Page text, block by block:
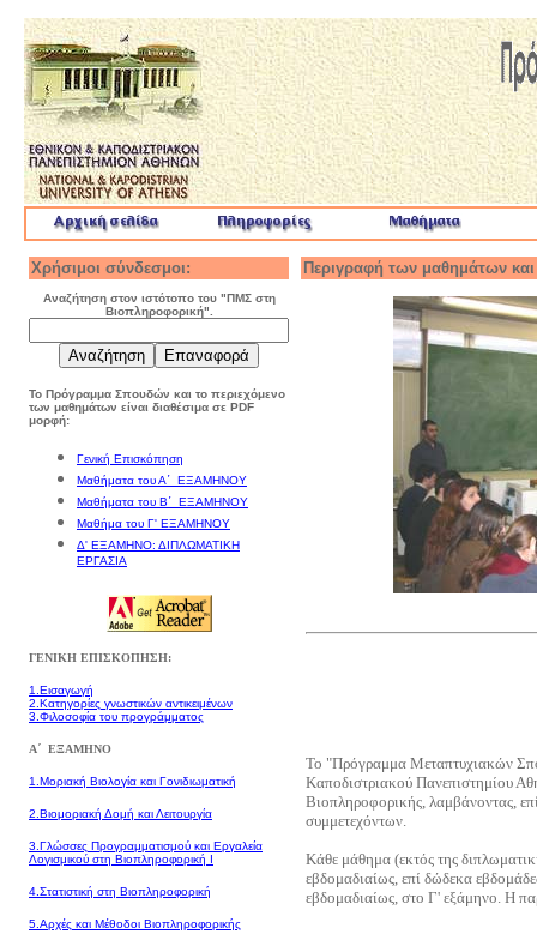
Χρήσιμοι σύνδεσμοι: Περιγραφή των μαθημάτων
Aναζήτηση στον ιστότοπο του "ΠMΣ στη
Bιοπληροφορική".
Το Πρόγραμμα Σπουδών και το περιεχόμενο
των μαθημάτων είναι διαθέσιμα σε PDF
μορφή:
Γενική Επισκόπηση
Μαθήματα του Α΄ ΕΞΑΜΗΝΟΥ
Μαθήματα του Β΄ ΕΞΑΜΗΝΟΥ
Μαθήμα του Γ' ΕΞΑΜΗΝΟΥ
Δ' ΕΞΑΜΗΝΟ: ΔΙΠΛΩΜΑΤΙΚΗ
ΕΡΓΑΣΙΑ
ΓΕΝΙΚΗ ΕΠΙΣΚΟΠΗΣΗ:
1.Εισαγωγή
2.Κατηγορίες γνωστικών αντικειμένων
3.Φιλοσοφία του προγράμματος
Α΄ ΕΞΑΜΗΝΟ
1.Μοριακή Βιολογία και Γονιδιωματική
2.Βιομοριακή Δομή και Λειτουργία
3.Γλώσσες Προγραμματισμού και Εργαλεία
Λογισμικού στη Βιοπληροφορική I
4.Στατιστική στη Βιοπληροφορική
5.Αρχές και Μέθοδοι Βιοπληροφορικής
Το "Πρόγραμμα Μεταπτυχιακών
Καποδιστριακού Πανεπιστημίου
Βιοπληροφορικής, λαμβάνοντας,
συμμετεχόντων.
Κάθε μάθημα (εκτός της
εβδομαδιαίως, επί δώδεκα
εβδομαδιαίως, στο Γ' εξάμηνο. Η